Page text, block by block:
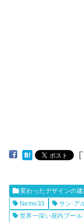
変わったデザインの建
Nemo33
サン·ア
世界一深い屋内プール